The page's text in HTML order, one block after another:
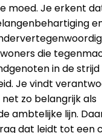
moed. Je erkent
die
in de
Je vindt
zo belangrijk als
ambtelijke lijn.
dat leidt tot een